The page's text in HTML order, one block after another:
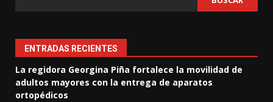
ENTRADAS RECIENTES
La regidora Georgina Piña fortalece la movilidad de
adultos mayores con la entrega de aparatos
ortopédicos